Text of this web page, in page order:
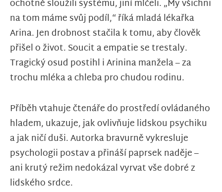
ochotně sloužili systému, jiní mlčeli. „My všichni
na tom máme svůj podíl,“ říká mladá lékařka
Arina. Jen drobnost stačila k tomu, aby člověk
přišel o život. Soucit a empatie se trestaly.
Tragický osud postihl i Arinina manžela – za
trochu mléka a chleba pro chudou rodinu.
Příběh vtahuje čtenáře do prostředí ovládaného
hladem, ukazuje, jak ovlivňuje lidskou psychiku
a jak ničí duši. Autorka bravurně vykresluje
psychologii postav a přináší paprsek naděje –
ani krutý režim nedokázal vyrvat vše dobré z
lidského srdce.